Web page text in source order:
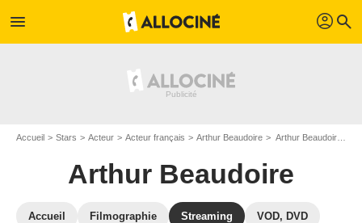
menu profil search
Accueil Stars Acteur Acteur français Arthur Beaudoire Arthur Beaudoire : Films et séries online
Arthur Beaudoire
Accueil Filmographie Streaming VOD, DVD